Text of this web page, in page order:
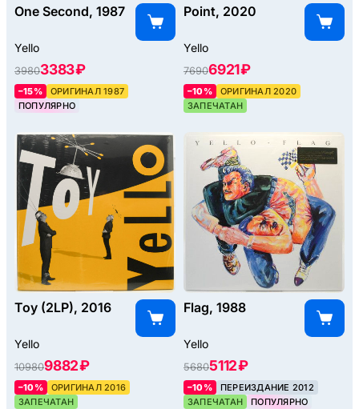
One Second, 1987
Yello
39803383 ₽
–15%
ОРИГИНАЛ 1987
ПОПУЛЯРНО
Point, 2020
Yello
76906921 ₽
–10%
ОРИГИНАЛ 2020
ЗАПЕЧАТАН
Toy (2LP), 2016
Yello
109809882 ₽
–10%
ОРИГИНАЛ 2016
ЗАПЕЧАТАН
Flag, 1988
Yello
56805112 ₽
–10%
ПЕРЕИЗДАНИЕ 2012
ЗАПЕЧАТАН
ПОПУЛЯРНО